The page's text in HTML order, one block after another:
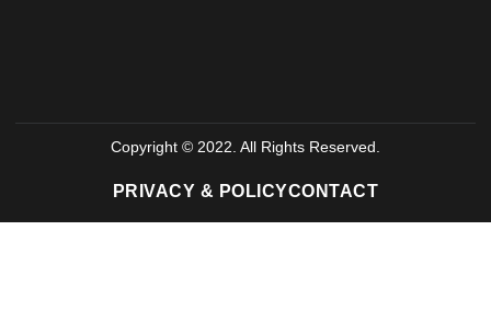
Copyright © 2022. All Rights Reserved.
PRIVACY & POLICYCONTACT